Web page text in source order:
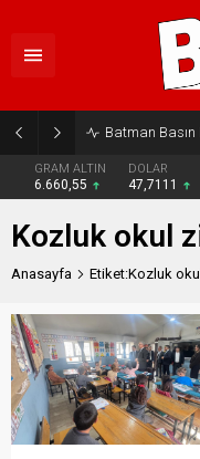
GRAM ALTIN
6.660,55
DOLAR
47,7111
Kozluk okul
Anasayfa Etiket:Kozluk